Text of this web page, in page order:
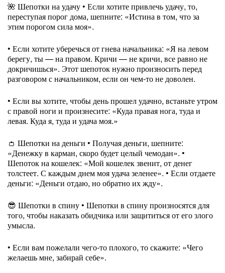
🌺 Шепотки на удачу • Если хотите привлечь удачу, то,
переступая порог дома, шепните: «Истина в том, что за
этим порогом сила моя».
• Если хотите уберечься от гнева начальника: «Я на левом
берегу, ты — на правом. Кричи — не кричи, все равно не
докричишься». Этот шепоток нужно произносить перед
разговором с начальником, если он чем-то не доволен.
• Если вы хотите, чтобы день прошел удачно, встаньте утром
с правой ноги и произнесите: «Куда правая нога, туда и
левая. Куда я, туда и удача моя.»
👛 Шепотки на деньги • Получая деньги, шепните:
«Денежку в карман, скоро будет целый чемодан». •
Шепоток на кошелек: «Мой кошелек звенит, от денег
толстеет. С каждым днем моя удача зеленее». • Если отдаете
деньги: «Деньги отдаю, но обратно их жду».
😎 Шепотки в спину • Шепотки в спину произносятся для
того, чтобы наказать обидчика или защититься от его злого
умысла.
• Если вам пожелали чего-то плохого, то скажите: «Чего
желаешь мне, забирай себе».